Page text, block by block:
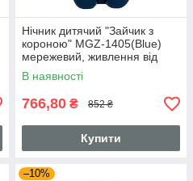
Нічник дитячий "Зайчик з
короною" MGZ-1405(Blue)
мережевий, живлення від
USB
В наявності
766,80 ₴ 852 ₴
Купити
–10%